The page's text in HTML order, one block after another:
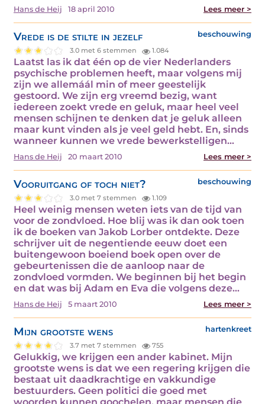
Hans de Heij 18 april 2010 Lees meer >
Vrede is de stilte in jezelf beschouwing
3.0 met 6 stemmen 1.084
Laatst las ik dat één op de vier Nederlanders
psychische problemen heeft, maar volgens mij
zijn we allemáál min of meer geestelijk
gestoord. We zijn erg vreemd bezig, want
iedereen zoekt vrede en geluk, maar heel veel
mensen schijnen te denken dat je geluk alleen
maar kunt vinden als je veel geld hebt. En, sinds
wanneer kunnen we vrede bewerkstelligen…
Hans de Heij 20 maart 2010 Lees meer >
Vooruitgang of toch niet? beschouwing
3.0 met 7 stemmen 1.109
Heel weinig mensen weten iets van de tijd van
voor de zondvloed. Hoe blij was ik dan ook toen
ik de boeken van Jakob Lorber ontdekte. Deze
schrijver uit de negentiende eeuw doet een
buitengewoon boeiend boek open over de
gebeurtenissen die de aanloop naar de
zondvloed vormden. We beginnen bij het begin
en dat was bij Adam en Eva die volgens deze…
Hans de Heij 5 maart 2010 Lees meer >
Mijn grootste wens hartenkreet
3.7 met 7 stemmen 755
Gelukkig, we krijgen een ander kabinet. Mijn
grootste wens is dat we een regering krijgen die
bestaat uit daadkrachtige en vakkundige
bestuurders. Geen politici die goed met
woorden kunnen goochelen, maar mensen die